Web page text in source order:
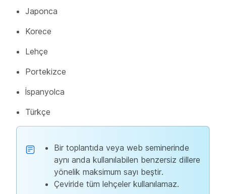
Japonca
Korece
Lehçe
Portekizce
İspanyolca
Türkçe
Bir toplantıda veya web seminerinde
aynı anda kullanılabilen benzersiz dillere
yönelik maksimum sayı beştir.
Çeviride tüm lehçeler kullanılamaz.